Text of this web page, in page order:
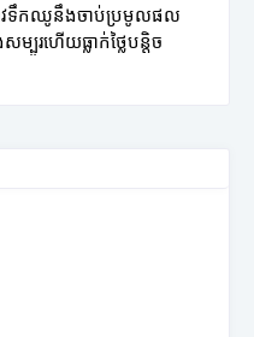
វទឹកឈូនឹងចាប់ប្រមូលផល
បូរហើយធ្លាក់ថ្លៃបន្តិច